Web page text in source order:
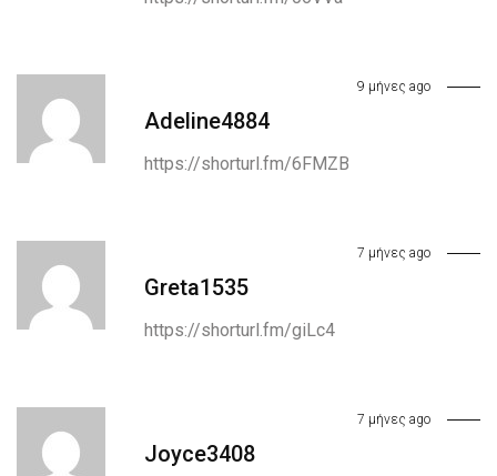
Adeline4884
9 μήνες ago
https://shorturl.fm/6FMZB
Greta1535
7 μήνες ago
https://shorturl.fm/giLc4
Joyce3408
7 μήνες ago